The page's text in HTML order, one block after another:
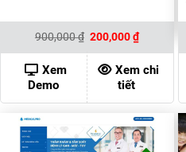
900,000₫ Giá
là:
900,000 ₫.
200,000₫Giá
hiện
tại
là:
200,000 ₫.
Xem
Demo
Xem chi
tiết